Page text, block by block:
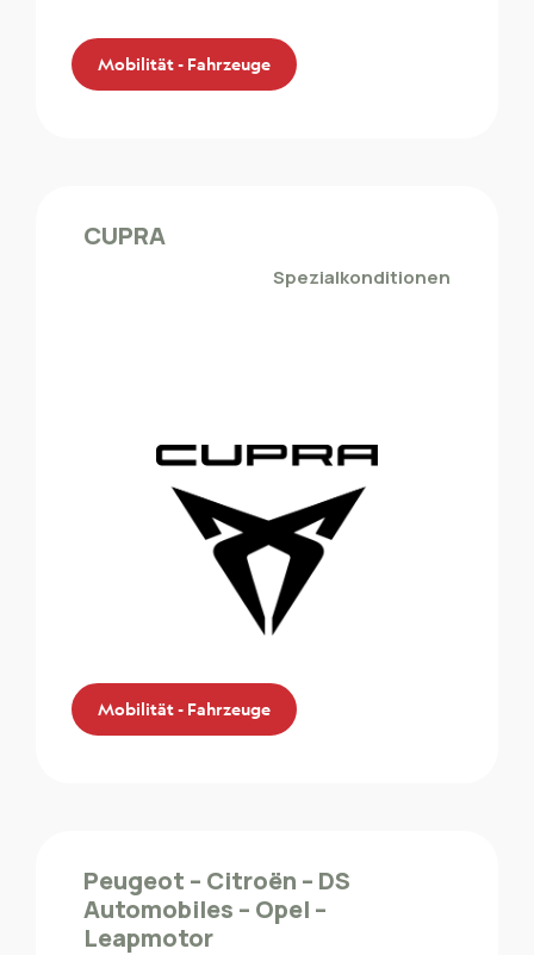
Mobilität - Fahrzeuge
Der ZMLP-Mitglieder profitieren von einem
Mobilität - Fahrzeuge
Die ZMLP-Mitglieder profitieren von einem
Sonderrabatt bei CUPRA
CUPRA
Spezialkonditionen
Peugeot – Citroën – DS
Automobiles – Opel –
Leapmotor